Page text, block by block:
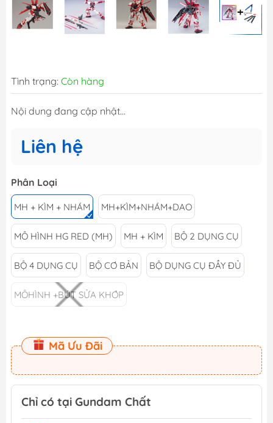
Tình trạng: Còn hàng
Nội dung đang cập nhật...
Liên hệ
Phân Loại
MH + KÌM + NHÁM MH+KÌM+NHÁM+DAO
MÔ HÌNH HG RED (MH) MH + KÌM BỘ 2 DỤNG CỤ
BỘ 4 DỤNG CỤ BỘ CƠ BẢN BỘ DỤNG CỤ ĐẦY ĐỦ
MÔHÌNH +BÚT SỬA KHỚP
Mã Ưu Đãi
Chỉ có tại Gundam Chất